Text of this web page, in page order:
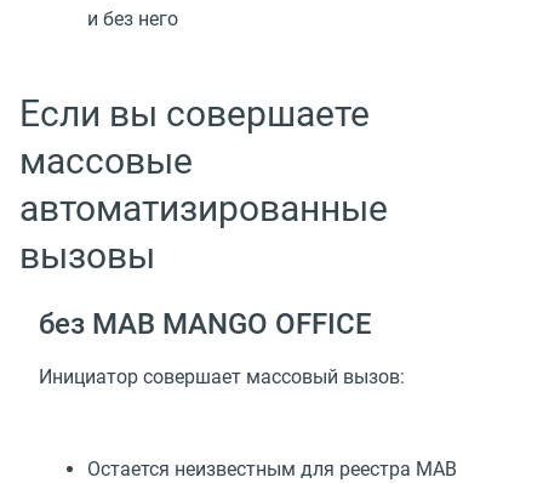
и без него
Если вы совершаете
массовые
автоматизированные
вызовы
без МАВ MANGO OFFICE
Инициатор совершает массовый вызов:
Остается неизвестным для реестра МАВ